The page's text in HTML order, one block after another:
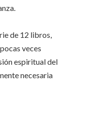
de 12 libros,
veces
espiritual del
necesaria